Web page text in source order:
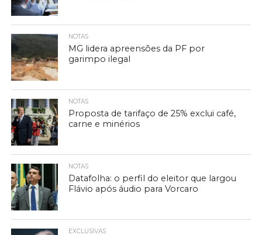
NOTAS
MG lidera apreensões da PF por
garimpo ilegal
NOTAS
Proposta de tarifaço de 25% exclui café,
carne e minérios
NOTAS
Datafolha: o perfil do eleitor que largou
Flávio após áudio para Vorcaro
EXCLUSIVAS